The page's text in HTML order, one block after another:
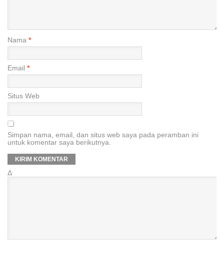
Nama *
Email *
Situs Web
Simpan nama, email, dan situs web saya pada peramban ini
untuk komentar saya berikutnya.
Δ